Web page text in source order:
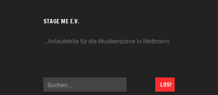
STAGE ME E.V.
...Anlaufstelle für die Musikerszene in Mettmann